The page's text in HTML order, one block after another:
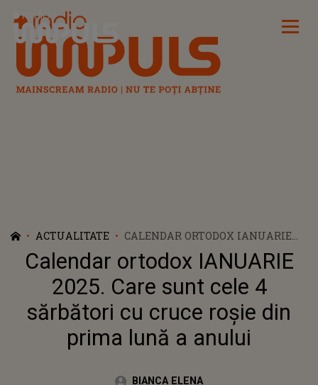
Radio Impuls
ACTUALITATE
CALENDAR ORTODOX IANUARIE
2025. CARE SUNT CELE 4
SĂRBĂTORI CU CRUCE ROȘIE DIN
PRIMA LUNĂ A ANULUI
Calendar ortodox IANUARIE
2025. Care sunt cele 4
sărbători cu cruce roșie din
prima lună a anului
Autor:BIANCA ELENA